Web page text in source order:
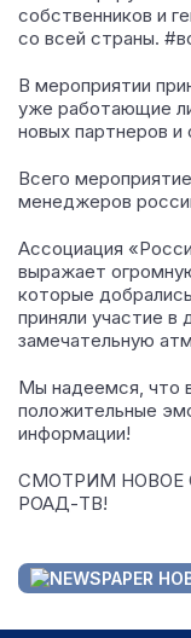
собственников и
со всей страны.
В мероприятии
уже работающие
новых партнеров
Всего
менеджеров
Ассоциация
выражает
которые
приняли участие в
замечательную
Мы надеемся, что
положительные
информации!
СМОТРИМ НОВОЕ
РОАД-ТВ!